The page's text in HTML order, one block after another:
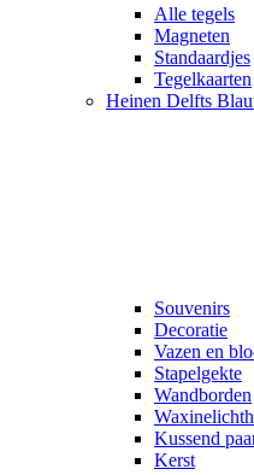
Alle tegels
Magneten
Standaardjes
Tegelkaarten
Heinen Delfts
Souvenirs
Decoratie
Vazen en
Stapelgekte
Wandborden
Kussend
Kerst